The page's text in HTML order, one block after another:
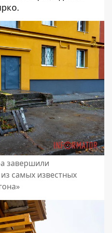
завершили
самых известных